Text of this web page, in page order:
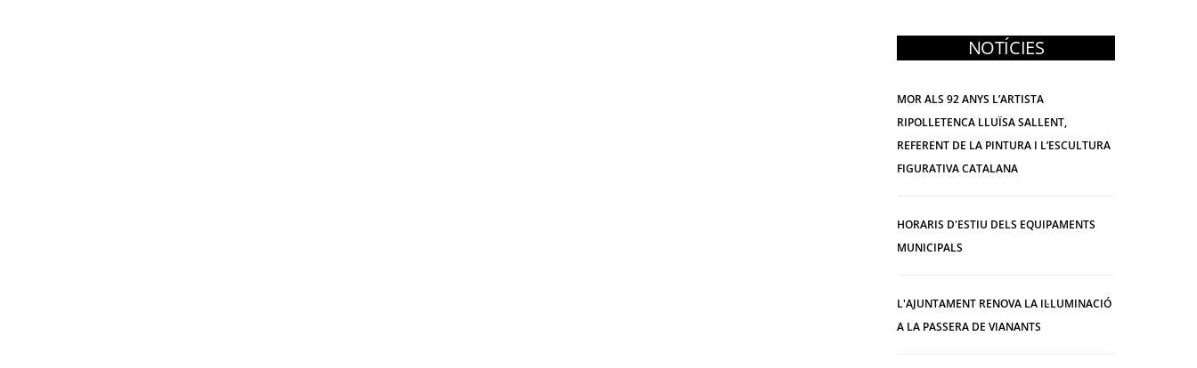
NOTÍCIES
MOR ALS 92 ANYS L’ARTISTA
RIPOLLETENCA LLUÏSA SALLENT,
REFERENT DE LA PINTURA I L’ESCULTURA
FIGURATIVA CATALANA
HORARIS D'ESTIU DELS EQUIPAMENTS
MUNICIPALS
L'AJUNTAMENT RENOVA LA IL·LUMINACIÓ
A LA PASSERA DE VIANANTS